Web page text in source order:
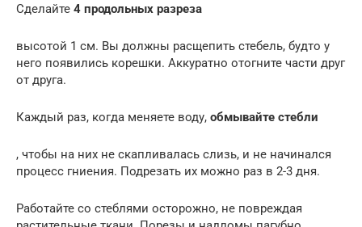
Сделайте 4 продольных разреза
высотой 1 см. Вы должны расщепить стебель, будто у
него появились корешки. Аккуратно отогните части друг
от друга.
Каждый раз, когда меняете воду, обмывайте стебли
, чтобы на них не скапливалась слизь, и не начинался
процесс гниения. Подрезать их можно раз в 2-3 дня.
Работайте со стеблями осторожно, не повреждая